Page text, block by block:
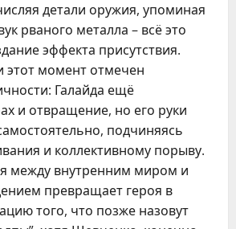
детали оружия, упоминая
рваного металла – всё это
эффекта присутствия.
этот момент отмечен
Галайда ещё
и отвращение, но его руки
подчиняясь
и коллективному порыву.
между внутренним миром и
превращает героя в
того, что позже назовут